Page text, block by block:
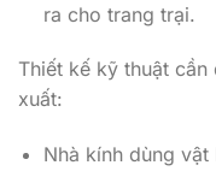
ra cho trang trại.
Thiết kế kỹ thuật
xuất:
Nhà kính dùng